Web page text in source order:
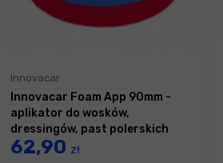
Innovacar
Innovacar Foam App 90mm -
aplikator do wosków,
dressingów, past polerskich
62,90 zł